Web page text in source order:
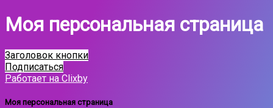
Моя персональная страница
Заголовок кнопки
Подписаться
Работает на Clixby
Моя персональная страница